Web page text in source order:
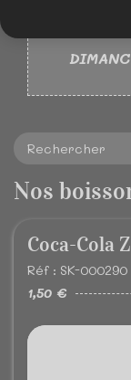
MARDI
18H30-
Nos
Coca-Cola
Réf : SK-000290
1,50 €